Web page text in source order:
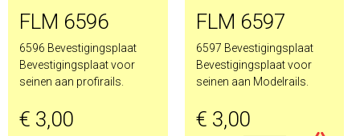
FLM 6596
6596 Bevestigingsplaat
Bevestigingsplaat voor
seinen aan profirails.
€ 3,00
FLM 6597
6597 Bevestigingsplaat
Bevestigingsplaat voor
seinen aan Modelrails.
€ 3,00